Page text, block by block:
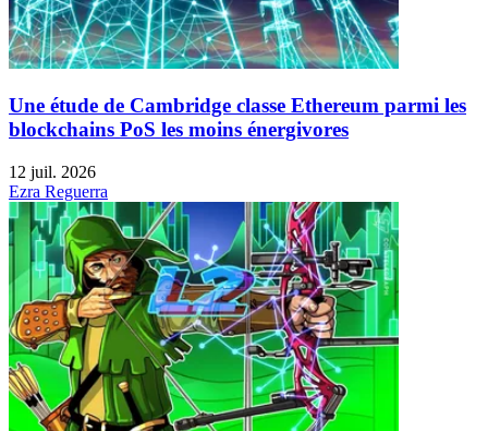
Une étude de Cambridge classe Ethereum parmi les
blockchains PoS les moins énergivores
12 juil. 2026
Ezra Reguerra